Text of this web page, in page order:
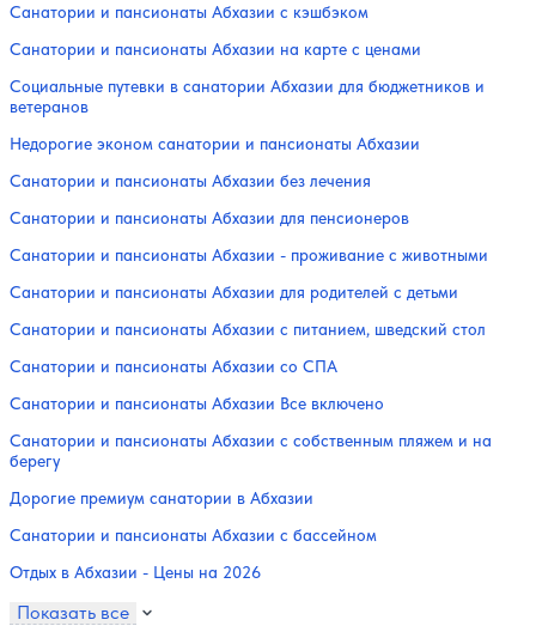
Санатории и пансионаты Абхазии с кэшбэком
Санатории и пансионаты Абхазии на карте с ценами
Социальные путевки в санатории Абхазии для бюджетников и
ветеранов
Недорогие эконом санатории и пансионаты Абхазии
Санатории и пансионаты Абхазии без лечения
Санатории и пансионаты Абхазии для пенсионеров
Санатории и пансионаты Абхазии - проживание с животными
Санатории и пансионаты Абхазии для родителей с детьми
Санатории и пансионаты Абхазии с питанием, шведский стол
Санатории и пансионаты Абхазии со СПА
Санатории и пансионаты Абхазии Все включено
Санатории и пансионаты Абхазии с собственным пляжем и на
берегу
Дорогие премиум санатории в Абхазии
Санатории и пансионаты Абхазии с бассейном
Отдых в Абхазии - Цены на 2026
Показать все